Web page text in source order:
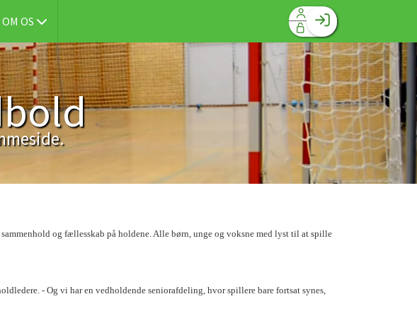
OM OS
Facebook login
Husk mig
Glemt password
Opret profil
Log ind
og fællesskab på holdene. Alle børn, unge og voksne med lyst til at spille
- Og vi har en vedholdende seniorafdeling, hvor spillere bare fortsat synes,